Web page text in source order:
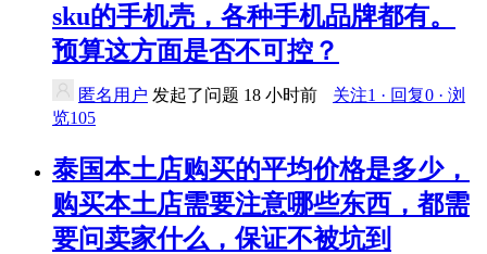
sku的手机壳，各种手机品牌都有。
预算这方面是否不可控？
匿名用户 发起了问题 18 小时前
关注1 · 回复0 · 浏
览105
泰国本土店购买的平均价格是多少，
购买本土店需要注意哪些东西，都需
要问卖家什么，保证不被坑到